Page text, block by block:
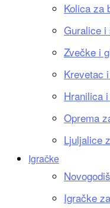
Kolica za
Guralice i
Zvečke i
Krevetac
Hranilica
Oprema
Ljuljalice
Igračke
Igračke